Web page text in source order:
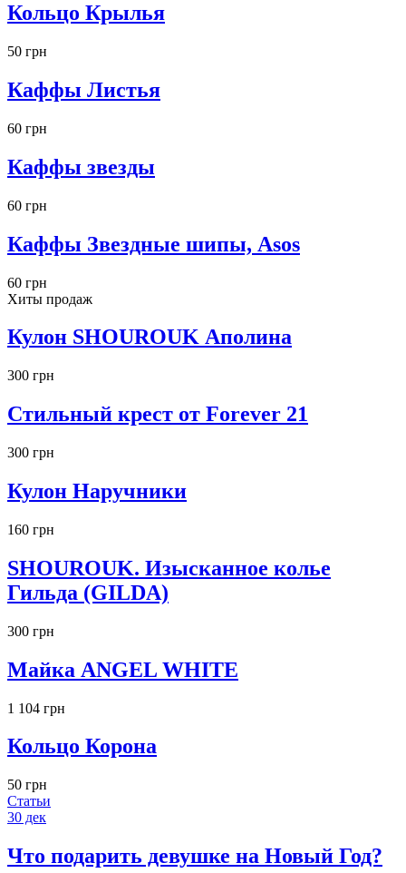
Кольцо Крылья
50 грн
Каффы Листья
60 грн
Каффы звезды
60 грн
Каффы Звездные шипы, Asos
60 грн
Хиты продаж
Кулон SHOUROUK Аполина
300 грн
Стильный крест от Forever 21
300 грн
Кулон Наручники
160 грн
SHOUROUK. Изысканное колье
Гильда (GILDA)
300 грн
Майка ANGEL WHITE
1 104 грн
Кольцо Корона
50 грн
Статьи
30 дек
Что подарить девушке на Новый Год?